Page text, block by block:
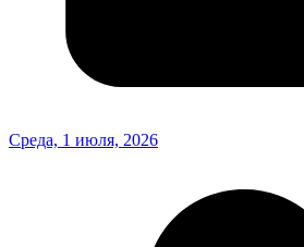
Среда, 1 июля, 2026